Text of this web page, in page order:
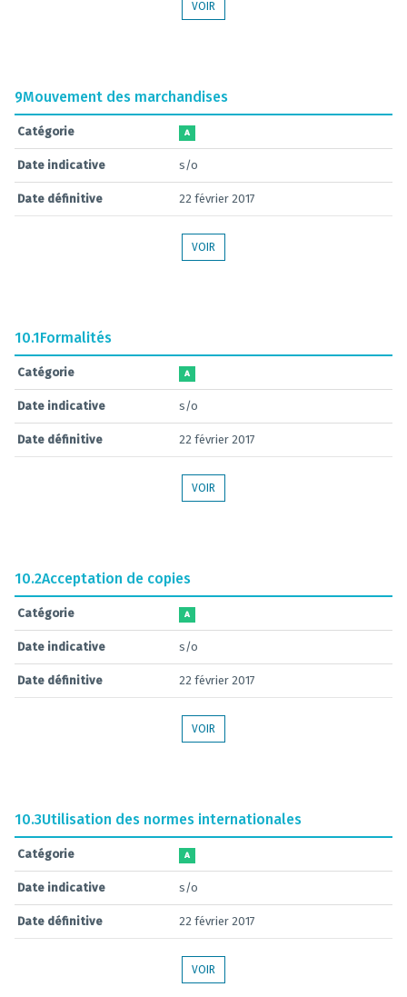
VOIR
9Mouvement des marchandises
Catégorie A
Date indicative s/o
Date définitive 22 février 2017
VOIR
10.1Formalités
Catégorie A
Date indicative s/o
Date définitive 22 février 2017
VOIR
10.2Acceptation de copies
Catégorie A
Date indicative s/o
Date définitive 22 février 2017
VOIR
10.3Utilisation des normes internationales
Catégorie A
Date indicative s/o
Date définitive 22 février 2017
VOIR